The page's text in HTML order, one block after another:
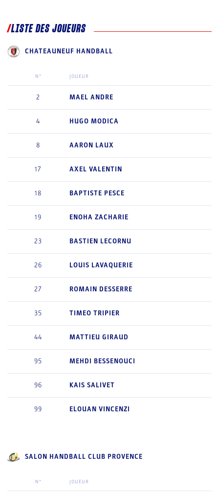
LISTE DES JOUEURS
CHATEAUNEUF HANDBALL
N° JOUEUR
2 MAEL ANDRE
4 HUGO MODICA
8 AARON LAUX
17 AXEL VALENTIN
18 BAPTISTE PESCE
19 ENOHA ZACHARIE
23 BASTIEN LECORNU
26 LOUIS LAVAQUERIE
27 ROMAIN DESSERRE
35 TIMEO TRIPIER
44 MATTIEU GIRAUD
95 MEHDI BESSENOUCI
96 KAIS SALIVET
99 ELOUAN VINCENZI
SALON HANDBALL CLUB PROVENCE
N° JOUEUR